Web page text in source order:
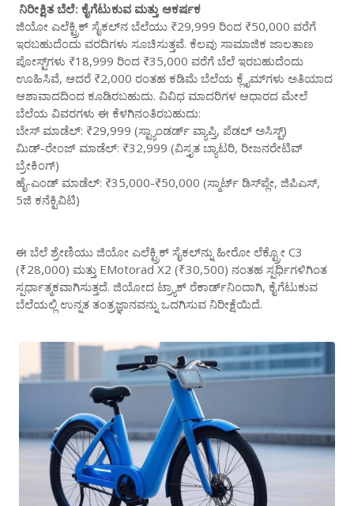
ನಿರೀಕ್ಷಿತ ಬೆಲೆ: ಕೈಗೆಟುಕುವ ಮತ್ತು ಆಕರ್ಷಕ
ಜಿಯೋ ಎಲೆಕ್ಟ್ರಿಕ್ ಸೈಕಲ್‌ನ ಬೆಲೆಯು ₹29,999 ರಿಂದ ₹50,000 ವರೆಗೆ
ಇರಬಹುದೆಂದು ವರದಿಗಳು ಸೂಚಿಸುತ್ತವೆ. ಕೆಲವು ಸಾಮಾಜಿಕ ಜಾಲತಾಣ
ಪೋಸ್ಟ್‌ಗಳು ₹18,999 ರಿಂದ ₹35,000 ವರೆಗೆ ಬೆಲೆ ಇರಬಹುದೆಂದು
ಊಹಿಸಿವೆ, ಆದರೆ ₹2,000 ರಂತಹ ಕಡಿಮೆ ಬೆಲೆಯ ಕ್ಲೈಮ್‌ಗಳು ಅತಿಯಾದ
ಆಶಾವಾದದಿಂದ ಕೂಡಿರಬಹುದು. ವಿವಿಧ ಮಾದರಿಗಳ ಆಧಾರದ ಮೇಲೆ
ಬೆಲೆಯ ವಿವರಗಳು ಈ ಕೆಳಗಿನಂತಿರಬಹುದು:
ಬೇಸ್ ಮಾಡೆಲ್: ₹29,999 (ಸ್ಟ್ಯಾಂಡರ್ಡ್ ವ್ಯಾಪ್ತಿ, ಪೆಡಲ್ ಅಸಿಸ್ಟ್)
ಮಿಡ್-ರೇಂಜ್ ಮಾಡೆಲ್: ₹32,999 (ವಿಸ್ತೃತ ಬ್ಯಾಟರಿ, ರೀಜನರೇಟಿವ್
ಬ್ರೇಕಿಂಗ್)
ಹೈ-ಎಂಡ್ ಮಾಡೆಲ್: ₹35,000-₹50,000 (ಸ್ಮಾರ್ಟ್ ಡಿಸ್‌ಪ್ಲೇ, ಜಿಪಿಎಸ್,
5ಜಿ ಕನೆಕ್ಟಿವಿಟಿ)
ಈ ಬೆಲೆ ಶ್ರೇಣಿಯು ಜಿಯೋ ಎಲೆಕ್ಟ್ರಿಕ್ ಸೈಕಲ್‌ನ್ನು ಹೀರೋ ಲೆಕ್ಟ್ರೋ C3
(₹28,000) ಮತ್ತು EMotorad X2 (₹30,500) ನಂತಹ ಸ್ಪರ್ಧಿಗಳಿಗಿಂತ
ಸ್ಪರ್ಧಾತ್ಮಕವಾಗಿಸುತ್ತದೆ. ಜಿಯೋದ ಟ್ರ್ಯಾಕ್ ರೆಕಾರ್ಡ್‌ನಿಂದಾಗಿ, ಕೈಗೆಟುಕುವ
ಬೆಲೆಯಲ್ಲಿ ಉನ್ನತ ತಂತ್ರಜ್ಞಾನವನ್ನು ಒದಗಿಸುವ ನಿರೀಕ್ಷೆಯಿದೆ.